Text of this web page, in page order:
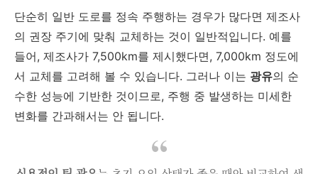
단순히 일반 도로를 정속 주행하는 경우가 많다면 제조사
의 권장 주기에 맞춰 교체하는 것이 일반적입니다. 예를
들어, 제조사가 7,500km를 제시했다면, 7,000km 정도에
서 교체를 고려해 볼 수 있습니다. 그러나 이는 광유의 순
수한 성능에 기반한 것이므로, 주행 중 발생하는 미세한
변화를 간과해서는 안 됩니다.